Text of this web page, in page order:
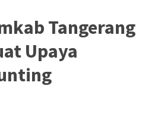
Tangerang
Upaya